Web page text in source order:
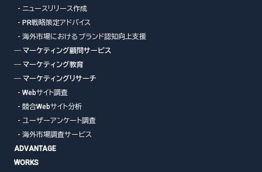
- ニュースリリース作成
- PR戦略策定アドバイス
- 海外市場におけるブランド認知向上支援
― マーケティング顧問サービス
― マーケティング教育
― マーケティングリサーチ
- Webサイト調査
- 競合Webサイト分析
- ユーザーアンケート調査
- 海外市場調査サービス
ADVANTAGE
WORKS